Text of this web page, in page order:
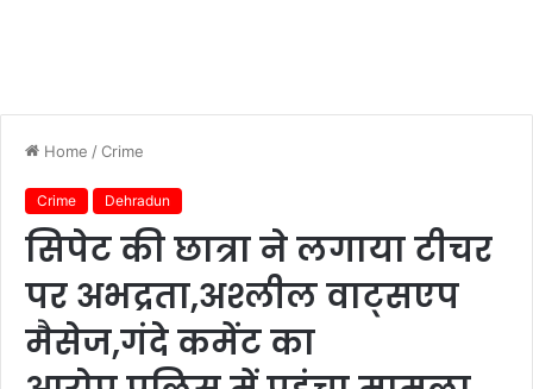
Home /Crime
Crime Dehradun
सिपेट की छात्रा ने लगाया टीचर
पर अभद्रता,अश्लील वाट्सएप
मैसेज,गंदे कमेंट का